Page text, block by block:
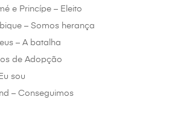
e Princípe – Eleito
– Somos herança
– A batalha
de Adopção
sou
– Conseguimos